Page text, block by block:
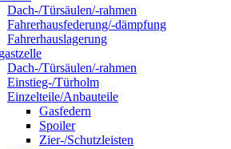
Dach-/Türsäulen/-rahmen
Fahrerhausfederung/-dämpfung
Fahrerhauslagerung
Dach-/Türsäulen/-rahmen
Einstieg-/Türholm
Einzelteile/Anbauteile
Gasfedern
Spoiler
Zier-/Schutzleisten